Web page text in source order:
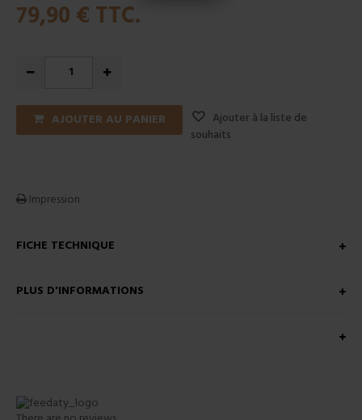
79,90 € TTC.
AJOUTER AU PANIER
Ajouter à la liste de
souhaits
Impression
FICHE TECHNIQUE
PLUS D'INFORMATIONS